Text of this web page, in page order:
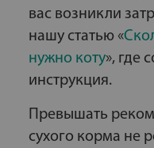
вас возникли
нашу статью «
нужно коту», где
инструкция.
Превышать
сухого корма не